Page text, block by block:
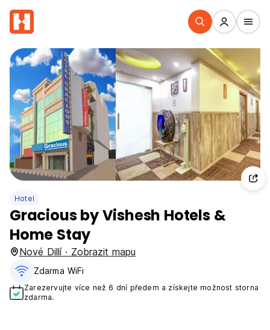
Hotel
Gracious by Vishesh Hotels &
Home Stay
Nové Dillí · Zobrazit mapu
Zdarma WiFi
Zarezervujte více než 6 dní předem a získejte možnost storna
zdarma.